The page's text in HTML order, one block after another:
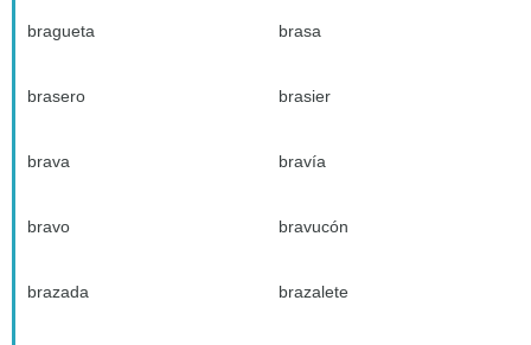
bragueta brasa
brasero brasier
brava bravía
bravo bravucón
brazada brazalete